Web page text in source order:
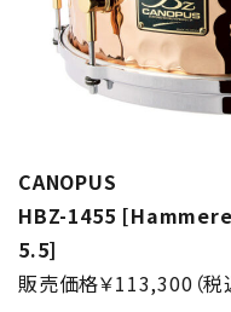
CANOPUS
HBZ-1455
5.5]
販売価格￥113,300（税